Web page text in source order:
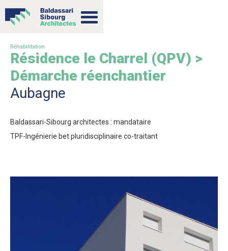
Réhabilitation
Résidence le Charrel (QPV) >
Démarche réenchantier
Aubagne
Baldassari-Sibourg architectes : mandataire
TPF-Ingénierie bet pluridisciplinaire co-traitant